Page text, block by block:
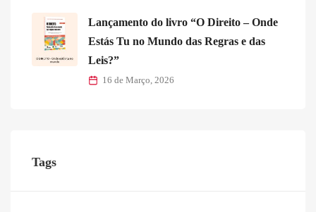
Lançamento do livro “O Direito – Onde
Estás Tu no Mundo das Regras e das
Leis?”
16 de Março, 2026
Tags